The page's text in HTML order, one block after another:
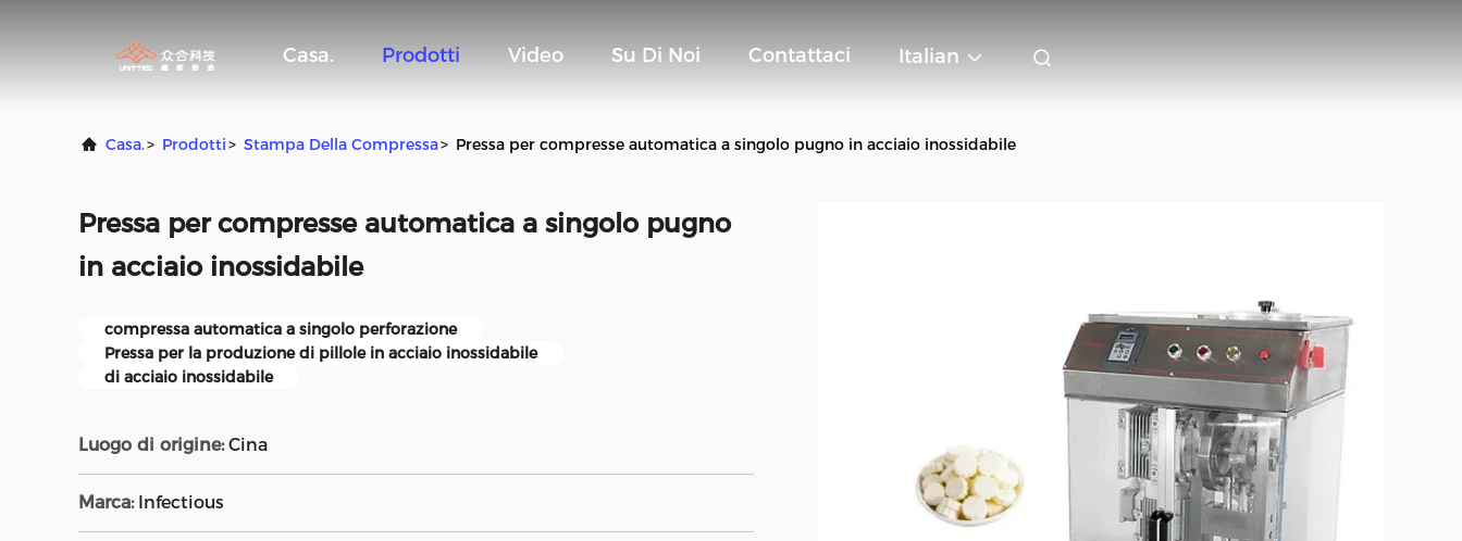
Casa. Prodotti Video Su Di Noi Contattaci Italian
Casa.> Prodotti> Stampa Della Compressa> Pressa per compresse automatica a singolo pugno in acciaio inossidabile
Pressa per compresse automatica a singolo pugno
in acciaio inossidabile
compressa automatica a singolo perforazione
Pressa per la produzione di pillole in acciaio inossidabile
di acciaio inossidabile
Luogo di origine: Cina
Marca: Infectious